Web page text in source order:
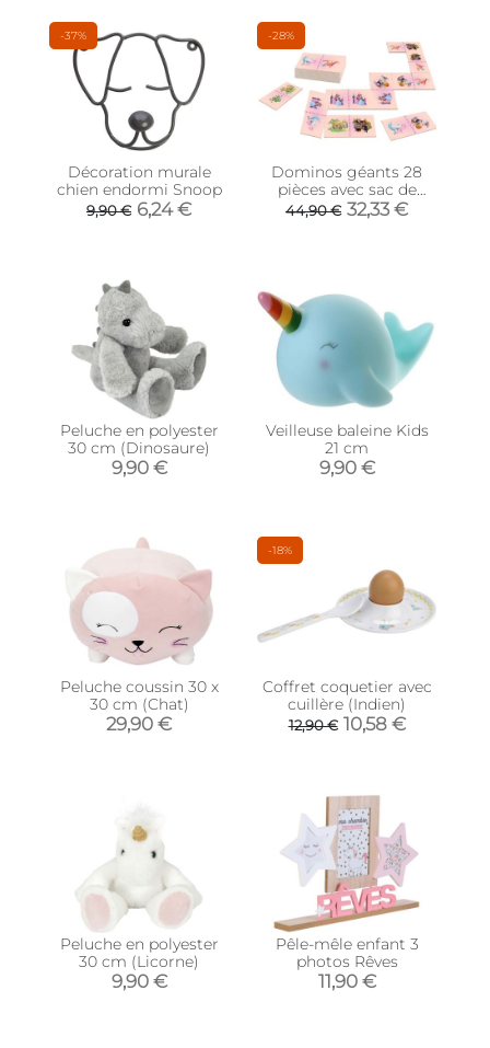
-37%
Décoration murale
chien endormi Snoop
9,90 € 6,24 €
-28%
Dominos géants 28
pièces avec sac de
rangement (Rose -
Princesse)
44,90 € 32,33 €
Peluche en polyester
30 cm (Dinosaure)
9,90 €
Veilleuse baleine Kids
21 cm
9,90 €
Peluche coussin 30 x
30 cm (Chat)
29,90 €
-18%
Coffret coquetier avec
cuillère (Indien)
12,90 € 10,58 €
Peluche en polyester
30 cm (Licorne)
9,90 €
Pêle-mêle enfant 3
photos Rêves
11,90 €